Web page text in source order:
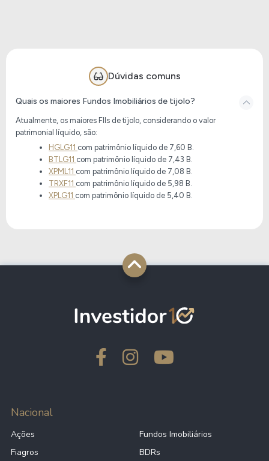
Dúvidas comuns
Quais os maiores Fundos Imobiliários de tijolo?
Atualmente, os maiores FIIs de tijolo, considerando o valor
patrimonial líquido, são:
HGLG11 com patrimônio líquido de 7,60 B
BTLG11 com patrimônio líquido de 7,43 B
XPML11 com patrimônio líquido de 7,08 B
TRXF11 com patrimônio líquido de 5,98 B
XPLG11 com patrimônio líquido de 5,40 B
Nacional
Ações
Fundos Imobiliários
Fiagros
BDRs